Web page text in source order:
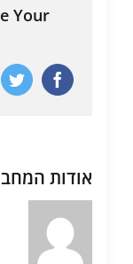
Your
Facebook
אודות